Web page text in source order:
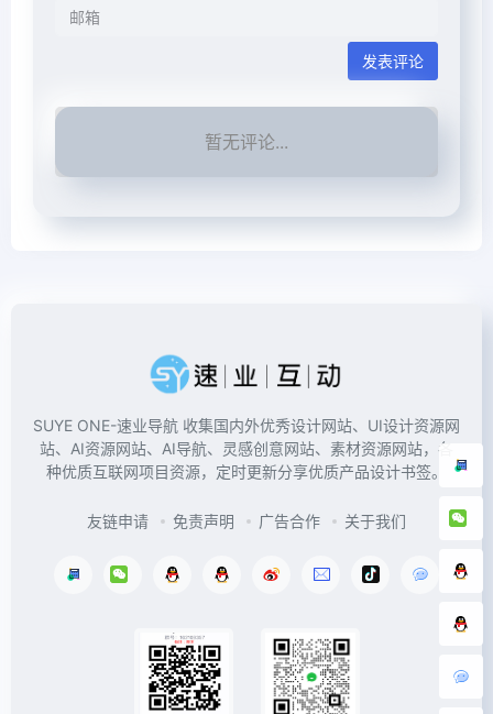
发表评论
暂无评论...
SUYE ONE-速业导航 收集国内外优秀设计网站、UI设计资源网
站、AI资源网站、AI导航、灵感创意网站、素材资源网站，各
种优质互联网项目资源，定时更新分享优质产品设计书签。
友链申请 免责声明 广告合作 关于我们